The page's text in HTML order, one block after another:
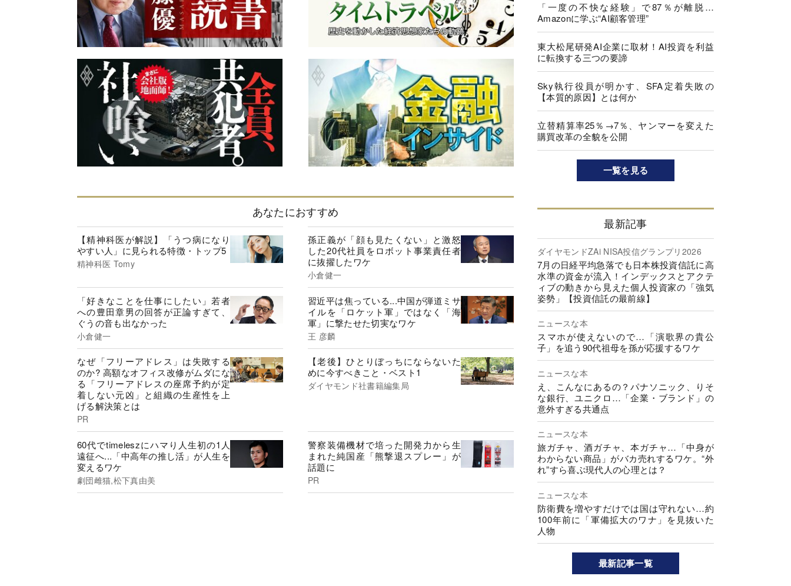
あなたにおすすめ
【精神科医が解説】「うつ病になり
やすい人」に見られる特徴・トップ5
精神科医 Tomy
孫正義が「顔も見たくない」と激怒
した20代社員をロボット事業責任者
に抜擢したワケ
小倉健一
「好きなことを仕事にしたい」若者
への豊田章男の回答が正論すぎて、
ぐうの音も出なかった
小倉健一
習近平は焦っている...中国が弾道ミサ
イルを「ロケット軍」ではなく「海
軍」に撃たせた切実なワケ
王 彦麟
なぜ「フリーアドレス」は失敗する
のか? 高額なオフィス改修がムダにな
る「フリーアドレスの座席予約が定
着しない元凶」と組織の生産性を上
げる解決策とは
PR
【老後】ひとりぼっちにならないた
めに今すべきこと・ベスト1
ダイヤモンド社書籍編集局
60代でtimeleszにハマり人生初の1人
遠征へ...「中高年の推し活」が人生を
変えるワケ
劇団雌猫,松下真由美
警察装備機材で培った開発力から生
まれた純国産「熊撃退スプレー」が
話題に
PR
「一度の不快な経験」で87％が離脱…
Amazonに学ぶ“AI顧客管理”
東大松尾研発AI企業に取材！AI投資を利益
に転換する三つの要諦
Sky執行役員が明かす、SFA定着失敗の
【本質的原因】とは何か
立替精算率25％→7％、ヤンマーを変えた
購買改革の全貌を公開
一覧を見る
最新記事
ダイヤモンドZAi NISA投信グランプリ2026
7月の日経平均急落でも日本株投資信託に高
水準の資金が流入！インデックスとアクテ
ィブの動きから見えた個人投資家の「強気
姿勢」【投資信託の最前線】
ニュースな本
スマホが使えないので…「演歌界の貴公
子」を追う90代祖母を孫が応援するワケ
ニュースな本
え、こんなにあるの？パナソニック、りそ
な銀行、ユニクロ…「企業・ブランド」の
意外すぎる共通点
ニュースな本
旅ガチャ、酒ガチャ、本ガチャ…「中身が
わからない商品」がバカ売れするワケ。“外
れ”すら喜ぶ現代人の心理とは？
ニュースな本
防衛費を増やすだけでは国は守れない…約
100年前に「軍備拡大のワナ」を見抜いた
人物
最新記事一覧